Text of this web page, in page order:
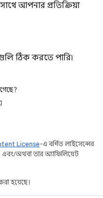
আপনার প্রতিক্রিয়া
ঠিক করতে পারি৷
License-এ বর্ণিত লাইসেন্সের
অথবা তার অ্যাফিলিয়েট
হয়েছে।